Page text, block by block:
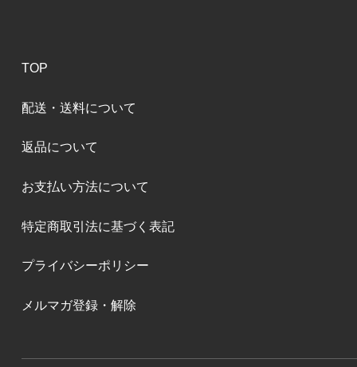
TOP
配送・送料について
返品について
お支払い方法について
特定商取引法に基づく表記
プライバシーポリシー
メルマガ登録・解除